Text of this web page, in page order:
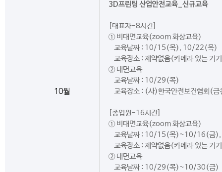
10월
3D프린팅 산업안전교육_신규교육
[대표자-8시간]
① 비대면교육(zoom 화상교육)
교육날짜 : 10/15(목), 10/22(목)
교육장소 : 제약없음(카메라 있는 기
② 대면교육
교육날짜 : 10/29(목)
교육장소 : (사)한국안전보건협회(금
[종업원-16시간]
① 비대면교육(zoom 화상교육)
교육날짜 : 10/15(목)~10/16(
교육장소 : 제약없음(카메라 있는 기
② 대면교육
교육날짜 : 10/29(목)~10/30(금)